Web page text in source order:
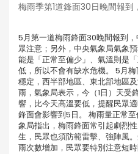
梅雨季第1道鋒面30日晚間報到
5月第一道梅雨鋒面30晚間報到
眾注意；另外，中央氣象局氣象
能是「正常至偏少」、氣溫則是
低，所以不會有缺水危機。 5月
穩定，西半部地區、東北部地區
雨，氣象局表示，今（1日）天受
響，比今天高溫要低，提醒民眾
鋒面會影響到5日。 梅雨量正常
象局指出，梅雨鋒面常引起劇烈
生，民眾也須防範雷擊、強陣風
雨次數增加，民眾要特別注意短時